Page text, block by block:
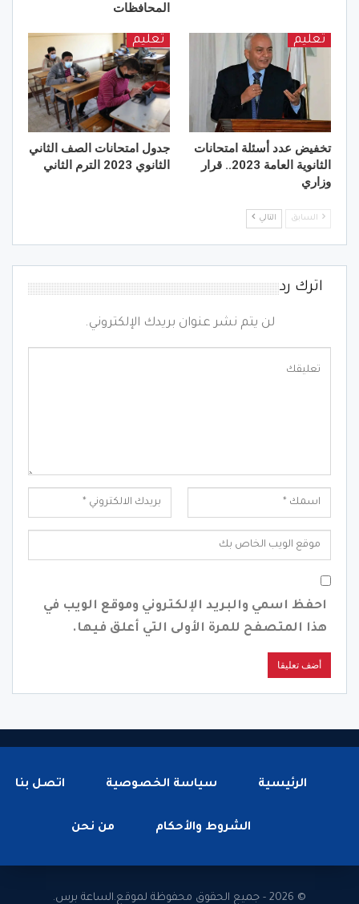
المحافظات
تعليم
تخفيض عدد أسئلة امتحانات
الثانوية العامة 2023.. قرار
وزاري
تعليم
جدول امتحانات الصف الثاني
الثانوي 2023 الترم الثاني
السابق التالي
اترك رد
لن يتم نشر عنوان بريدك الإلكتروني.
احفظ اسمي والبريد الإلكتروني وموقع الويب في
هذا المتصفح للمرة الأولى التي أعلق فيها.
الرئيسية سياسة الخصوصية اتصل بنا
الشروط والأحكام من نحن
© 2026 - جميع الحقوق محفوظة لموقع.الساعة برس.